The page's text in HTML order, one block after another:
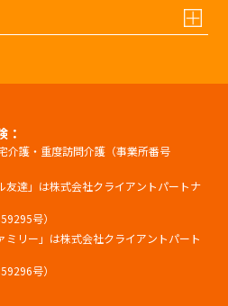
：
護・重度訪問介護（事業所番号
友達」は株式会社クライアントパートナ
号）
ミリー」は株式会社クライアントパート
号）